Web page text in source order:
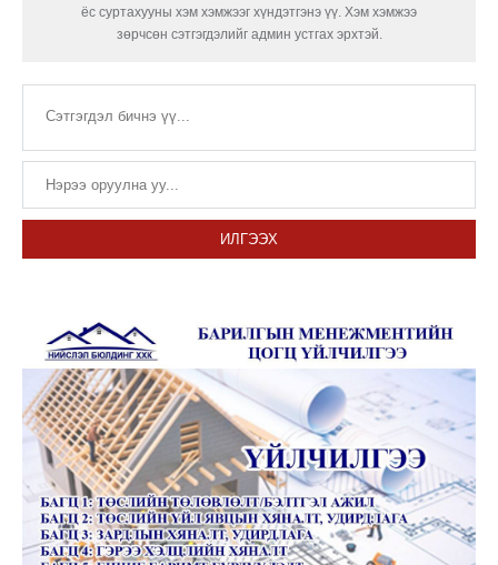
ёс суртахууны хэм хэмжээг хүндэтгэнэ үү. Хэм хэмжээ
зөрчсөн сэтгэгдэлийг админ устгах эрхтэй.
ИЛГЭЭХ